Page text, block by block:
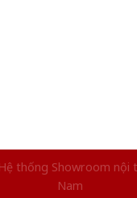
thống Showroom nội
Nam